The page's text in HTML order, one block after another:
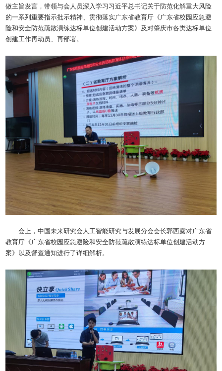
做主旨发言，带领与会人员深入学习习近平总书记关于防范化解重大风险
的一系列重要指示批示精神、贯彻落实广东省教育厅《广东省校园应急避
险和安全防范疏散演练达标单位创建活动方案》及对肇庆市各类达标单位
创建工作再动员、再部署。
会上，中国未来研究会人工智能研究与发展分会会长郭西露对广东省
教育厅《广东省校园应急避险和安全防范疏散演练达标单位创建活动方
案》以及督查通知进行了详细解析。